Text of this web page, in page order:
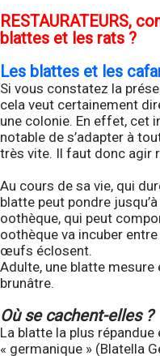
RESTAURATEURS,
blattes et les rats ?
Les blattes et les
Si vous constatez la
cela veut certainement
une colonie. En effet, cet
notable de s’adapter à
très vite. Il faut donc agir
Au cours de sa vie, qui
blatte peut pondre
oothèque, qui peut
oothèque va incuber
œufs éclosent.
Adulte, une blatte
brunâtre.
Où se cachent-elles ?
La blatte la plus
« germanique » (Blatella